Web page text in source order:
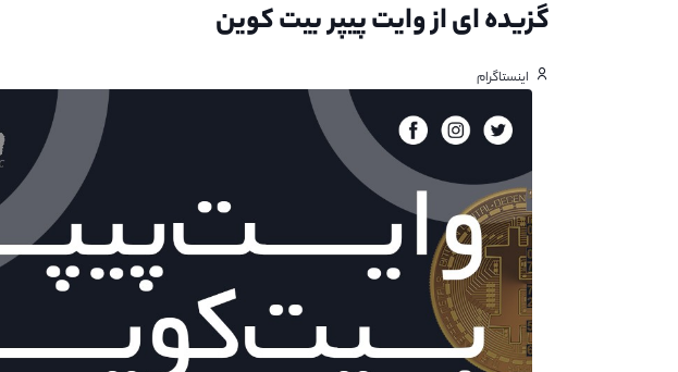
گزیده ای از وایت پیپر بیت کوین
اینستاگرام